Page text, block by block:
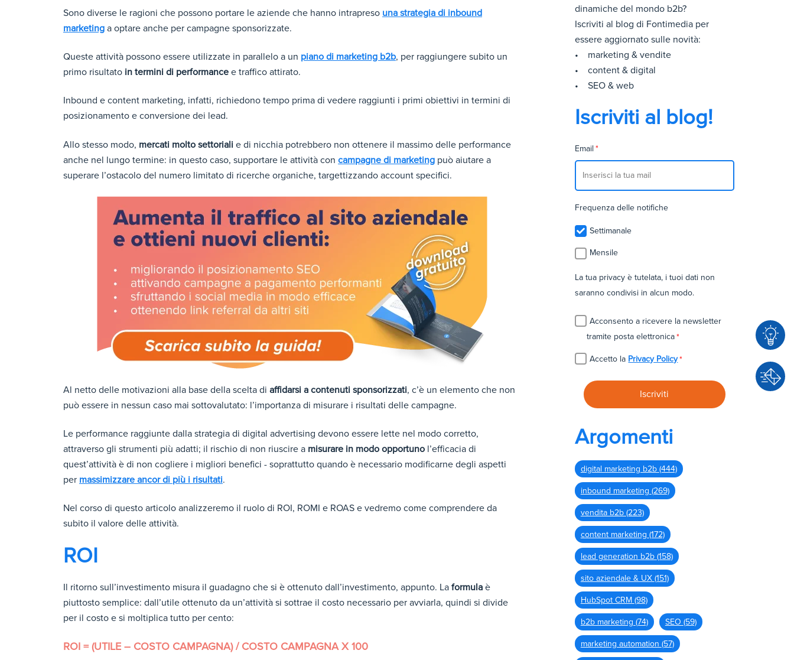
C
o
Sono diverse le ragioni che possono portare le aziende che hanno intrapreso una strategia di inbound
marketing a optare anche per campagne sponsorizzate.
Queste attività possono essere utilizzate in parallelo a un piano di marketing b2b, per raggiungere subito un
primo risultato in termini di performance e traffico attirato.
Inbound e content marketing, infatti, richiedono tempo prima di vedere raggiunti i primi obiettivi in termini di
posizionamento e conversione dei lead.
Allo stesso modo, mercati molto settoriali e di nicchia potrebbero non ottenere il massimo delle performance
anche nel lungo termine: in questo caso, supportare le attività con campagne di marketing può aiutare a
superare l’ostacolo del numero limitato di ricerche organiche, targettizzando account specifici.
Al netto delle motivazioni alla base della scelta di affidarsi a contenuti sponsorizzati, c’è un elemento che non
può essere in nessun caso mai sottovalutato: l’importanza di misurare i risultati delle campagne.
Le performance raggiunte dalla strategia di digital advertising devono essere lette nel modo corretto,
attraverso gli strumenti più adatti; il rischio di non riuscire a misurare in modo opportuno l’efficacia di
quest’attività è di non cogliere i migliori benefici - soprattutto quando è necessario modificarne degli aspetti
per massimizzare ancor di più i risultati.
Nel corso di questo articolo analizzeremo il ruolo di ROI, ROMI e ROAS e vedremo come comprendere da
subito il valore delle attività.
ROI
Il ritorno sull’investimento misura il guadagno che si è ottenuto dall’investimento, appunto. La formula è
piuttosto semplice: dall’utile ottenuto da un’attività si sottrae il costo necessario per avviarla, quindi si divide
per il costo e si moltiplica tutto per cento:
ROI = (UTILE – COSTO CAMPAGNA) / COSTO CAMPAGNA X 100
dinamiche del mondo b2b?
Iscriviti al blog di Fontimedia per
essere aggiornato sulle novità:
• marketing & vendite
• content & digital
• SEO & web
Iscriviti al blog!
Email *
Frequenza delle notifiche
Settimanale
Mensile
La tua privacy è tutelata, i tuoi dati non
saranno condivisi in alcun modo.
Acconsento a ricevere la newsletter
tramite posta elettronica*
Accetto la Privacy Policy*
Argomenti
digital marketing b2b (444)
inbound marketing (269)
vendita b2b (223)
content marketing (172)
lead generation b2b (158)
sito aziendale & UX (151)
HubSpot CRM (98)
b2b marketing (74) SEO (59)
marketing automation (57)